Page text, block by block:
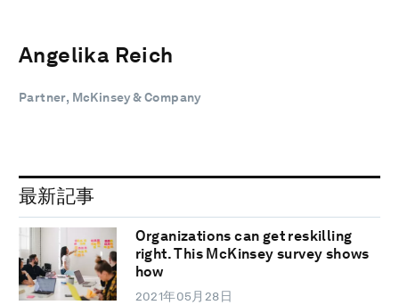
Angelika Reich
Partner, McKinsey & Company
最新記事
Organizations can get reskilling
right. This McKinsey survey shows
how
2021年05月28日